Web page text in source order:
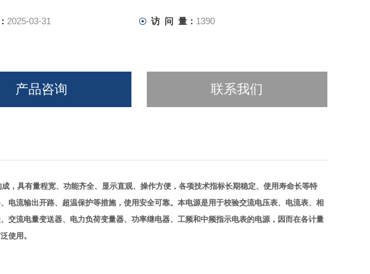
2025-03-31 访 问 量： 1390
产品咨询 联系我们
，具有量程宽、功能齐全、显示直观、操作方便，各项技术指标长期稳定、使用寿命长等特
电流输出开路、超温保护等措施，使用安全可靠。本电源是用于校验交流电压表、电流表、相
交流电量变送器、电力负荷变量器、功率继电器、工频和中频指示电表的电源，因而在各计量
使用。